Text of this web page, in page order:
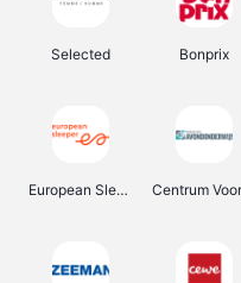
Selected Bonprix
European Sleeper